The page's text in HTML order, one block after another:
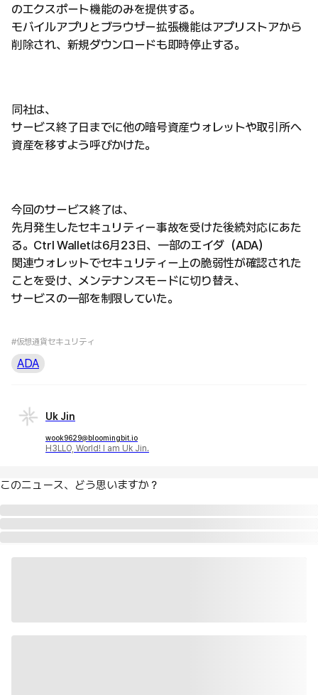
のエクスポート機能のみを提供する。
モバイルアプリとブラウザー拡張機能はアプリストアから
削除され、新規ダウンロードも即時停止する。
同社は、
サービス終了日までに他の暗号資産ウォレットや取引所へ
資産を移すよう呼びかけた。
今回のサービス終了は、
先月発生したセキュリティー事故を受けた後続対応にあた
る。Ctrl Walletは6月23日、一部のエイダ（ADA）
関連ウォレットでセキュリティー上の脆弱性が確認された
ことを受け、メンテナンスモードに切り替え、
サービスの一部を制限していた。
#仮想通貨セキュリティ
ADA
Uk Jin
wook9629@bloomingbit.io
H3LLO, World! I am Uk Jin.
このニュース、どう思いますか？